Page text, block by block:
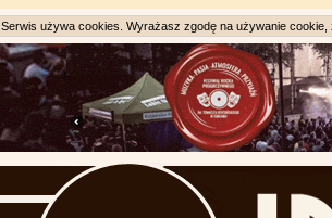
Serwis używa cookies. Wyrażasz zgodę na używanie